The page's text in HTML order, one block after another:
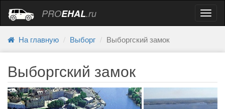
PROEHAL.ru
На главную Выборг Выборгский замок
Выборгский замок